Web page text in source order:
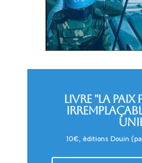
LIVRE "LA PAIX
10€, éditions Douin